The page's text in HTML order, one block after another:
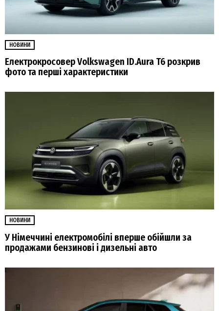
НОВИНИ
Електрокросовер Volkswagen ID.Aura T6 розкрив
фото та перші характеристики
НОВИНИ
У Німеччині електромобілі вперше обійшли за
продажами бензинові і дизельні авто